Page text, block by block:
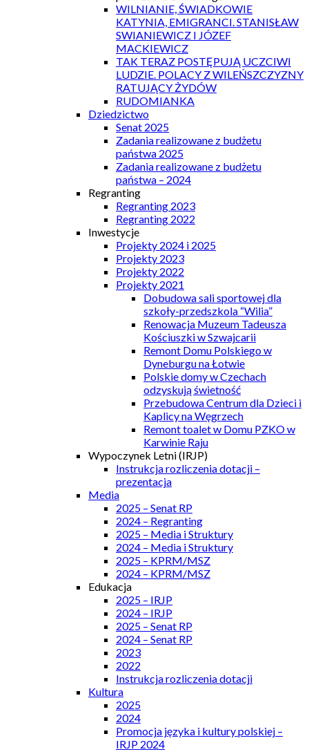
WILNIANIE, ŚWIADKOWIE
KATYNIA, EMIGRANCI. STANISŁAW
SWIANIEWICZ I JÓZEF
MACKIEWICZ
TAK TERAZ POSTĘPUJĄ UCZCIWI
LUDZIE. POLACY Z WILEŃSZCZYZNY
RATUJĄCY ŻYDÓW
RUDOMIANKA
Dziedzictwo
Senat 2025
Zadania realizowane z budżetu
państwa 2025
Zadania realizowane z budżetu
państwa – 2024
Regranting
Regranting 2023
Regranting 2022
Inwestycje
Projekty 2024 i 2025
Projekty 2023
Projekty 2022
Projekty 2021
Dobudowa sali sportowej dla
szkoły-przedszkola “Wilia”
Renowacja Muzeum Tadeusza
Kościuszki w Szwajcarii
Remont Domu Polskiego w
Dyneburgu na Łotwie
Polskie domy w Czechach
odzyskują świetność
Przebudowa Centrum dla Dzieci i
Kaplicy na Węgrzech
Remont toalet w Domu PZKO w
Karwinie Raju
Wypoczynek Letni (IRJP)
Instrukcja rozliczenia dotacji –
prezentacja
Media
2025 – Senat RP
2024 – Regranting
2025 – Media i Struktury
2024 – Media i Struktury
2025 – KPRM/MSZ
2024 – KPRM/MSZ
Edukacja
2025 – IRJP
2024 – IRJP
2025 – Senat RP
2024 – Senat RP
2023
2022
Instrukcja rozliczenia dotacji
Kultura
2025
2024
Promocja języka i kultury polskiej –
IRJP 2024